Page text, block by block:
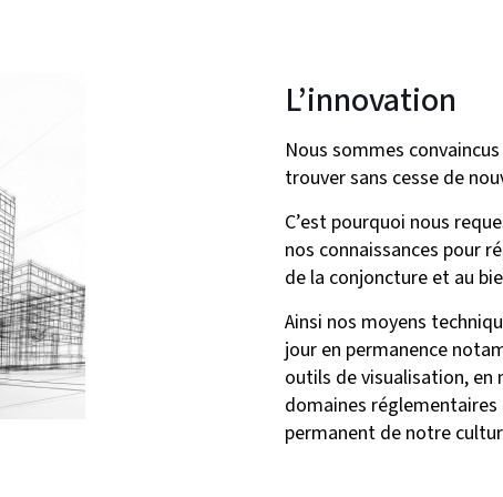
L’innovation
Nous sommes
trouver sans cesse de
C’est pourquoi nous
nos connaissances pour
de la conjoncture et au
Ainsi nos moyens
jour en permanence
outils de visualisation, en
domaines
permanent de notre